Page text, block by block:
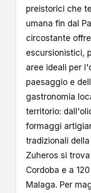
preistorici che
umana fin dal
circostante
escursionistici,
aree ideali per
paesaggio e
gastronomia
territorio:
formaggi
tradizionali
Zuheros si
Cordoba e a
Malaga. Per